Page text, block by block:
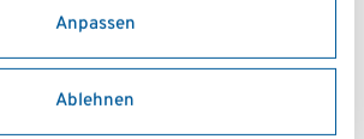
Anpassen
Ablehnen
essenziell. Im Shortcarving
und eine
Für näherer Infos zu den
einfach beim Referenten